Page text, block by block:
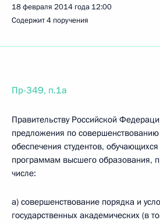
18 февраля 2014 года 12:00
Содержит 4 поручения
Пр-349, п.1а
Правительству Российской
предложения по совершенствованию
обеспечения студентов,
программам высшего образования,
числе:
а) совершенствование порядка и
государственных академических (в